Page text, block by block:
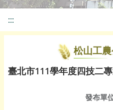
:::
松山工
臺北市111學年度四技二
發布單